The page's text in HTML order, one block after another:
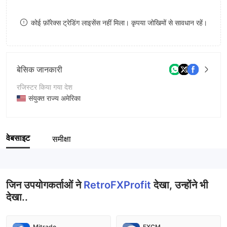
8 कोई फ़ॉरेक्स ट्रेडिंग लाइसेंस नहीं मिला। कृपया जोखिमों से सावधान रहें।
बेसिक जानकारी
रजिस्टर किया गया देश
संयुक्त राज्य अमेरिका
कंपनी का नाम
वेबसाइट समीक्षा
जिन उपयोगकर्ताओं नेRetroFXProfitदेखा, उन्होंने भी
देखा..